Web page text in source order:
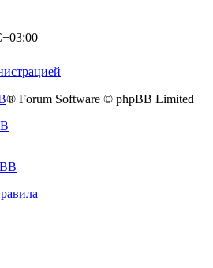
® Forum Software © phpBB Limited